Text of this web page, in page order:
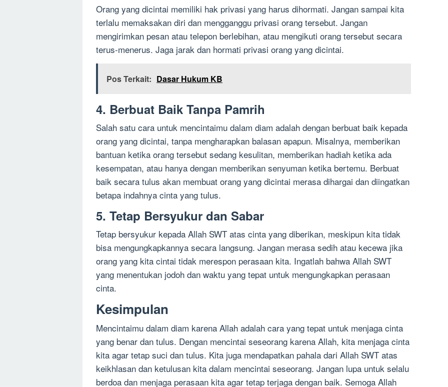
Orang yang dicintai memiliki hak privasi yang harus dihormati. Jangan sampai kita
terlalu memaksakan diri dan mengganggu privasi orang tersebut. Jangan
mengirimkan pesan atau telepon berlebihan, atau mengikuti orang tersebut secara
terus-menerus. Jaga jarak dan hormati privasi orang yang dicintai.
Pos Terkait: Dasar Hukum KB
4. Berbuat Baik Tanpa Pamrih
Salah satu cara untuk mencintaimu dalam diam adalah dengan berbuat baik kepada
orang yang dicintai, tanpa mengharapkan balasan apapun. Misalnya, memberikan
bantuan ketika orang tersebut sedang kesulitan, memberikan hadiah ketika ada
kesempatan, atau hanya dengan memberikan senyuman ketika bertemu. Berbuat
baik secara tulus akan membuat orang yang dicintai merasa dihargai dan diingatkan
betapa indahnya cinta yang tulus.
5. Tetap Bersyukur dan Sabar
Tetap bersyukur kepada Allah SWT atas cinta yang diberikan, meskipun kita tidak
bisa mengungkapkannya secara langsung. Jangan merasa sedih atau kecewa jika
orang yang kita cintai tidak merespon perasaan kita. Ingatlah bahwa Allah SWT
yang menentukan jodoh dan waktu yang tepat untuk mengungkapkan perasaan
cinta.
Kesimpulan
Mencintaimu dalam diam karena Allah adalah cara yang tepat untuk menjaga cinta
yang benar dan tulus. Dengan mencintai seseorang karena Allah, kita menjaga cinta
kita agar tetap suci dan tulus. Kita juga mendapatkan pahala dari Allah SWT atas
keikhlasan dan ketulusan kita dalam mencintai seseorang. Jangan lupa untuk selalu
berdoa dan menjaga perasaan kita agar tetap terjaga dengan baik. Semoga Allah